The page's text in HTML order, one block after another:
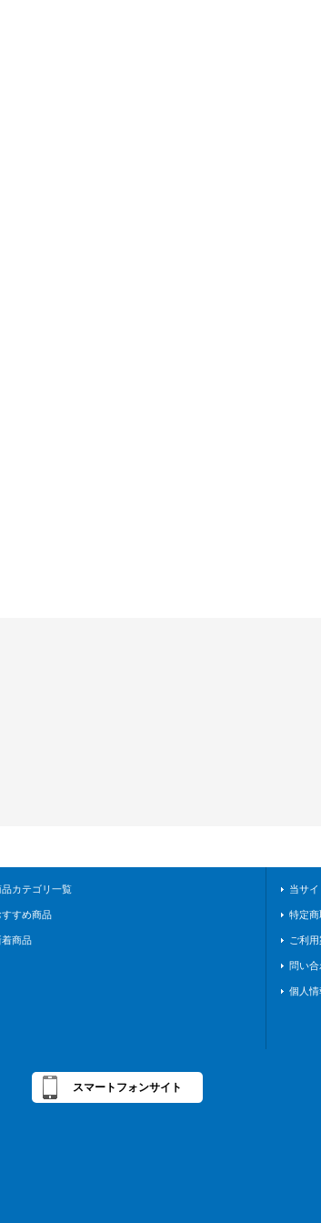
品カテゴリ一覧
すすめ商品
着商品
当サ
特定
ご利
問い合
個人
スマートフォンサイト